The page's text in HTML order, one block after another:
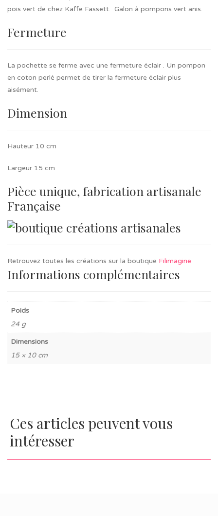
pois vert de chez Kaffe Fassett. Galon à pompons vert anis.
Fermeture
La pochette se ferme avec une fermeture éclair . Un pompon
en coton perlé permet de tirer la fermeture éclair plus
aisément.
Dimension
Hauteur 10 cm
Largeur 15 cm
Pièce unique, fabrication artisanale
Française
Retrouvez toutes les créations sur la boutique Filimagine
Informations complémentaires
Poids
24 g
Dimensions
15 × 10 cm
Ces articles peuvent vous
intéresser